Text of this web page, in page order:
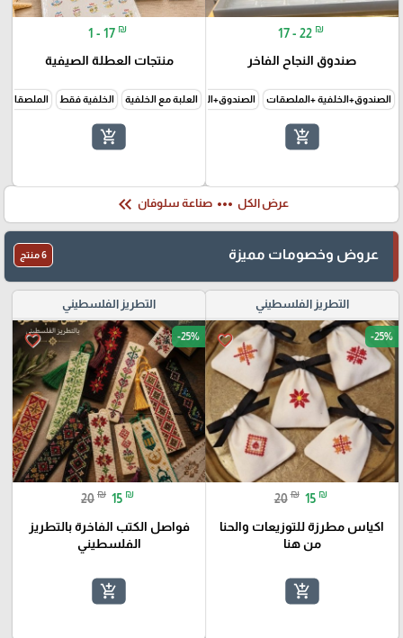
17 - 22 ₪
صندوق النجاح الفاخر
الصندوق+الخلفية +الملصقات الصندوق+الخلفية فقط
add_shopping_cart
1 - 17 ₪
منتجات العطلة الصيفية
العلبة مع الخلفية الخلفية فقط
add_shopping_cart
عرض الكل more_horiz صناعة سلوفان keyboard_double_arrow_left
عروض وخصومات مميزة 6 منتج
التطريز الفلسطيني
favorite_border -25%
20 ₪ 15 ₪
اكياس مطرزة للتوزيعات والحنا
من هنا
add_shopping_cart
التطريز الفلسطيني
favorite_border -25%
20 ₪ 15 ₪
فواصل الكتب الفاخرة بالتطريز
الفلسطيني
add_shopping_cart